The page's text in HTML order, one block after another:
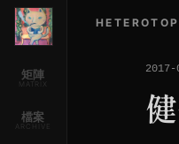
矩陣
MATRIX
檔案
ARCHIVE